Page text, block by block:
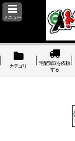
メニュー
カテゴリ
宅配買取を依頼
する